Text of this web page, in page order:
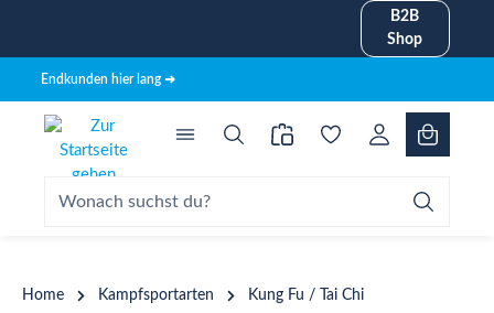
B2B
Shop
Endkunden hier lang ➜
Home Kampfsportarten Kung Fu / Tai Chi